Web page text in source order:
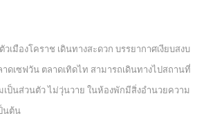
วเมืองโคราช เดินทางสะดวก บรรยากาศเงียบสงบ
เซฟวัน ตลาดเทิดไท สามารถเดินทางไปสถานที่
ป็นส่วนตัว ไม่วุ่นวาย ในห้องพักมีสิ่งอำนวยความ
นต้น